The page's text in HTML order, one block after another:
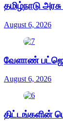
தமிழ்நாடு
August 6, 2026
வேளாண்
August 6, 2026
திட்டங்களின்